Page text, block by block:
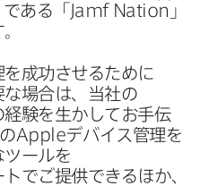
ある​「 Jamf Nation 」
を​成功させる​ために​
場合は、​当社の​
験を​生かしてお手伝​
Appleデバイス管理を​
ールを​
で​ご提供できる​ほか、​